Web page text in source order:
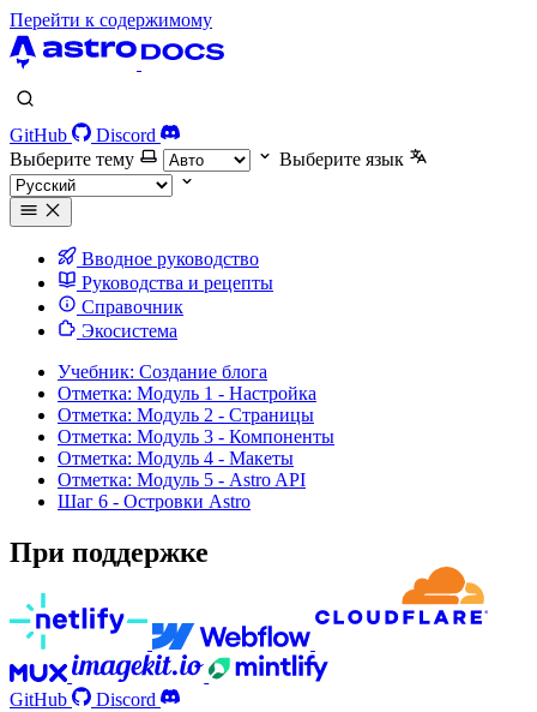
Перейти к содержимому
GitHub
Discord
Выберите тему
Выберите язык
Вводное руководство
Руководства и рецепты
Справочник
Экосистема
Учебник: Создание блога
Отметка: Модуль 1 - Настройка
Отметка: Модуль 2 - Страницы
Отметка: Модуль 3 - Компоненты
Отметка: Модуль 4 - Макеты
Отметка: Модуль 5 - Astro API
Шаг 6 - Островки Astro
При поддержке
GitHub
Discord